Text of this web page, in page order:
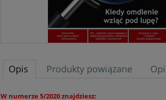
Opis Produkty powiązane
W numerze 5/2020 znajdziesz: